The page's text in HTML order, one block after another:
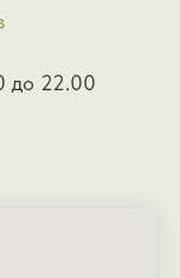
до 22.00